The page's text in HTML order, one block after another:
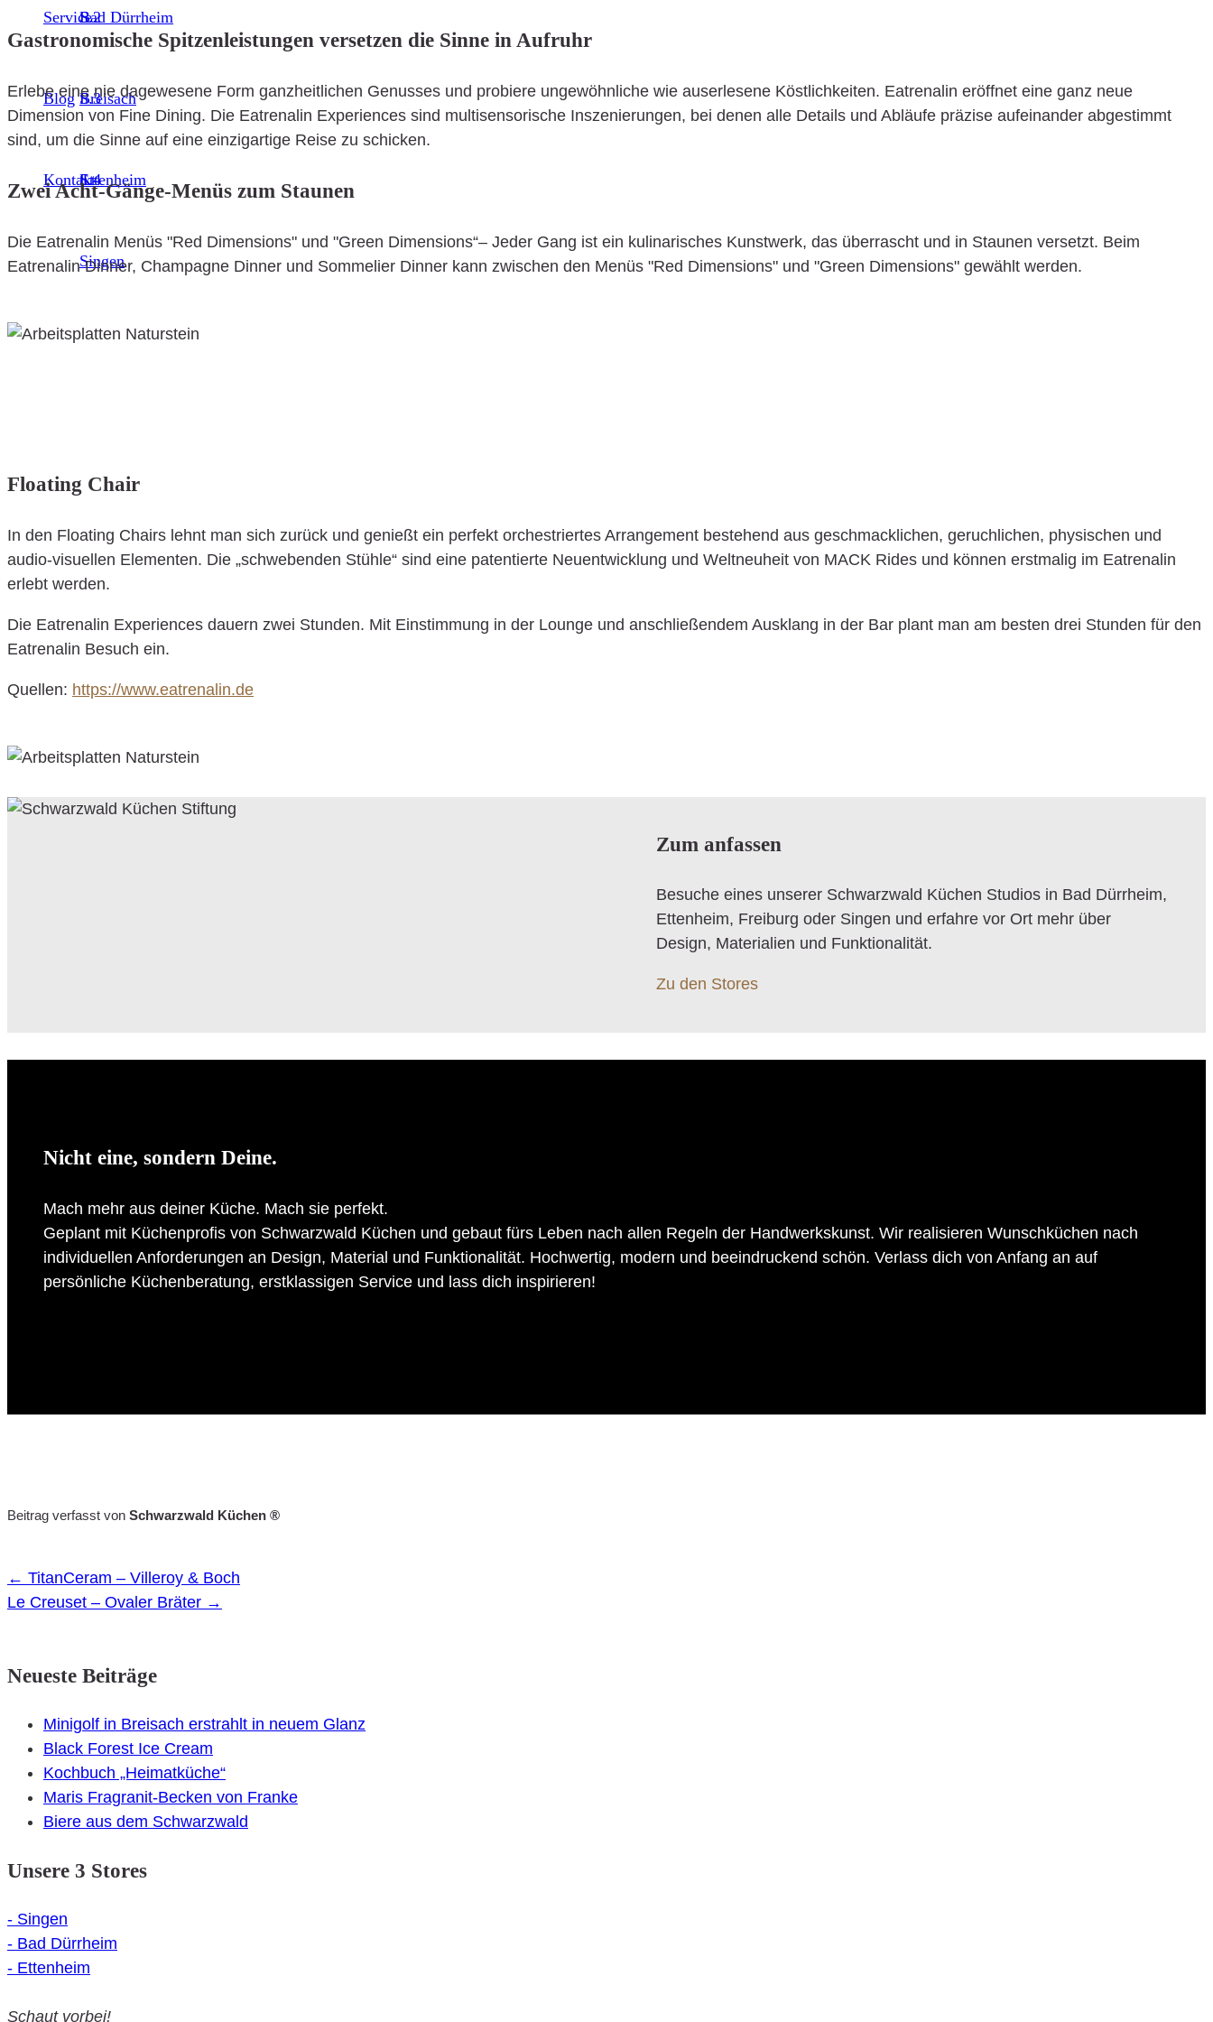
S.2
S.3
S.4
Bad Dürrheim
Breisach
Ettenheim
Singen
Service
Blog
Kontakt
Gastronomische Spitzenleistungen versetzen die Sinne in Aufruhr
Erlebe eine nie dagewesene Form ganzheitlichen Genusses und probiere ungewöhnliche wie auserlesene Köstlichkeiten. Eatrenalin eröffnet eine ganz neue
Dimension von Fine Dining. Die Eatrenalin Experiences sind multisensorische Inszenierungen, bei denen alle Details und Abläufe präzise aufeinander abgestimmt
sind, um die Sinne auf eine einzigartige Reise zu schicken.
Zwei Acht-Gänge-Menüs zum Staunen
Die Eatrenalin Menüs "Red Dimensions" und "Green Dimensions“– Jeder Gang ist ein kulinarisches Kunstwerk, das überrascht und in Staunen versetzt. Beim
Eatrenalin Dinner, Champagne Dinner und Sommelier Dinner kann zwischen den Menüs "Red Dimensions" und "Green Dimensions" gewählt werden.
Floating Chair
In den Floating Chairs lehnt man sich zurück und genießt ein perfekt orchestriertes Arrangement bestehend aus geschmacklichen, geruchlichen, physischen und
audio-visuellen Elementen. Die „schwebenden Stühle“ sind eine patentierte Neuentwicklung und Weltneuheit von MACK Rides und können erstmalig im Eatrenalin
erlebt werden.
Die Eatrenalin Experiences dauern zwei Stunden. Mit Einstimmung in der Lounge und anschließendem Ausklang in der Bar plant man am besten drei Stunden für den
Eatrenalin Besuch ein.
Quellen: https://www.eatrenalin.de
Zum anfassen
Besuche eines unserer Schwarzwald Küchen Studios in Bad Dürrheim,
Ettenheim, Freiburg oder Singen und erfahre vor Ort mehr über
Design, Materialien und Funktionalität.
Zu den Stores
Nicht eine, sondern Deine.
Mach mehr aus deiner Küche. Mach sie perfekt.
Geplant mit Küchenprofis von Schwarzwald Küchen und gebaut fürs Leben nach allen Regeln der Handwerkskunst. Wir realisieren Wunschküchen nach
individuellen Anforderungen an Design, Material und Funktionalität. Hochwertig, modern und beeindruckend schön. Verlass dich von Anfang an auf
persönliche Küchenberatung, erstklassigen Service und lass dich inspirieren!
Beitrag verfasst von Schwarzwald Küchen ®
navigation
← TitanCeram – Villeroy & Boch
Le Creuset – Ovaler Bräter →
Neueste Beiträge
Minigolf in Breisach erstrahlt in neuem Glanz
Black Forest Ice Cream
Kochbuch „Heimatküche“
Maris Fragranit-Becken von Franke
Biere aus dem Schwarzwald
Unsere 3 Stores
- Singen
- Bad Dürrheim
- Ettenheim
Schaut vorbei!